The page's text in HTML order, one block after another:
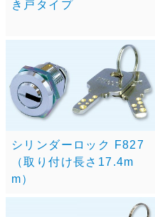
き戸タイプ
シリンダーロック F827
（取り付け長さ17.4m
m）